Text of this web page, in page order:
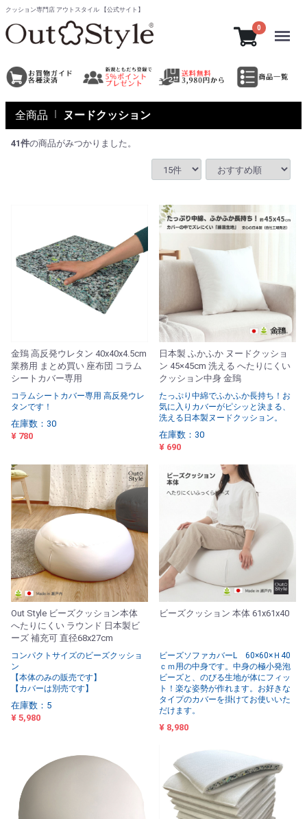
クッション専門店 アウトスタイル 【公式サイト】
0
全商品 ヌードクッション
41件の商品がみつかりました。
金鵄 高反発ウレタン 40x40x4.5cm
業務用 まとめ買い 座布団 コラム
シートカバー専用
コラムシートカバー専用 高反発ウレ
タンです！
在庫数：30
¥ 780
日本製 ふかふか ヌードクッショ
ン 45×45cm 洗える へたりにくい
クッション中身 金鵄
たっぷり中綿でふかふか長持ち！お
気に入りカバーがピシッと決まる、
洗える日本製ヌードクッション。
在庫数：30
¥ 690
Out Style ビーズクッション本体
へたりにくい ラウンド 日本製ビ
ーズ 補充可 直径68x27cm
コンパクトサイズのビーズクッショ
ン
【本体のみの販売です】
【カバーは別売です】
在庫数：5
¥ 5,980
ビーズクッション 本体 61x61x40
ビーズソファカバーL 60×60×Ｈ40
ｃｍ用の中身です。中身の極小発泡
ビーズと、のびる生地が体にフィッ
ト！楽な姿勢が作れます。お好きな
タイプのカバーを掛けてお使いいた
だけます。
¥ 8,980